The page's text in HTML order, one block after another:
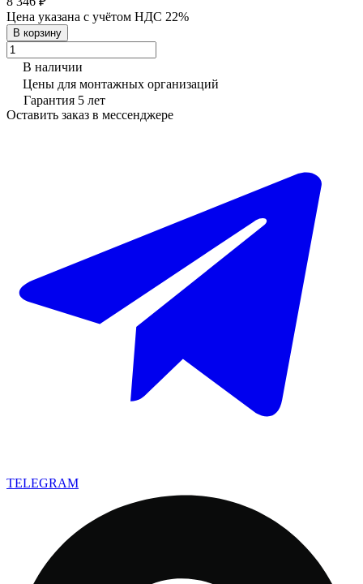
Цена указана с учётом НДС 22%
В корзину
В наличии
Цены для монтажных организаций
Гарантия 5 лет
Оставить заказ в мессенджере
TELEGRAM